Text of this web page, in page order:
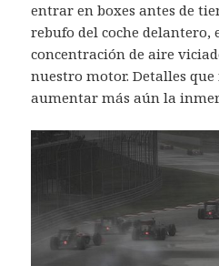
entrar en boxes antes de
rebufo del coche delantero,
concentración de aire
nuestro motor. Detalles que
aumentar más aún la